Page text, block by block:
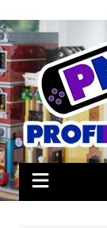
Inhalt
springen